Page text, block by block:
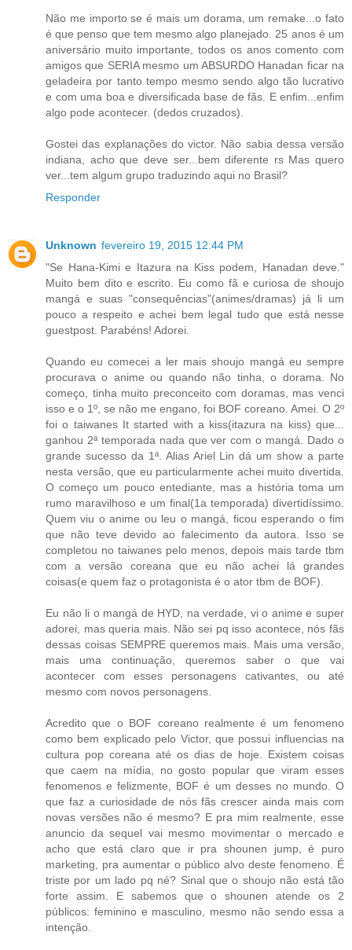
Não me importo se é mais um dorama, um remake...o fato
é que penso que tem mesmo algo planejado. 25 anos é um
aniversário muito importante, todos os anos comento com
amigos que SERIA mesmo um ABSURDO Hanadan ficar na
geladeira por tanto tempo mesmo sendo algo tão lucrativo
e com uma boa e diversificada base de fãs. E enfim...enfim
algo pode acontecer. (dedos cruzados).
Gostei das explanações do victor. Não sabia dessa versão
indiana, acho que deve ser...bem diferente rs Mas quero
ver...tem algum grupo traduzindo aqui no Brasil?
Responder
Unknown fevereiro 19, 2015 12:44 PM
"Se Hana-Kimi e Itazura na Kiss podem, Hanadan deve."
Muito bem dito e escrito. Eu como fã e curiosa de shoujo
mangá e suas "consequências"(animes/dramas) já li um
pouco a respeito e achei bem legal tudo que está nesse
guestpost. Parabéns! Adorei.
Quando eu comecei a ler mais shoujo mangá eu sempre
procurava o anime ou quando não tinha, o dorama. No
começo, tinha muito preconceito com doramas, mas venci
isso e o 1º, se não me engano, foi BOF coreano. Amei. O 2º
foi o taiwanes It started with a kiss(itazura na kiss) que...
ganhou 2ª temporada nada que ver com o mangá. Dado o
grande sucesso da 1ª. Alias Ariel Lin dá um show a parte
nesta versão, que eu particularmente achei muito divertida.
O começo um pouco entediante, mas a história toma um
rumo maravilhoso e um final(1a temporada) divertidíssimo.
Quem viu o anime ou leu o mangá, ficou esperando o fim
que não teve devido ao falecimento da autora. Isso se
completou no taiwanes pelo menos, depois mais tarde tbm
com a versão coreana que eu não achei lá grandes
coisas(e quem faz o protagonista é o ator tbm de BOF).
Eu não li o mangá de HYD, na verdade, vi o anime e super
adorei, mas queria mais. Não sei pq isso acontece, nós fãs
dessas coisas SEMPRE queremos mais. Mais uma versão,
mais uma continuação, queremos saber o que vai
acontecer com esses personagens cativantes, ou até
mesmo com novos personagens.
Acredito que o BOF coreano realmente é um fenomeno
como bem explicado pelo Victor, que possui influencias na
cultura pop coreana até os dias de hoje. Existem coisas
que caem na mídia, no gosto popular que viram esses
fenomenos e felizmente, BOF é um desses no mundo. O
que faz a curiosidade de nós fãs crescer ainda mais com
novas versões não é mesmo? E pra mim realmente, esse
anuncio da sequel vai mesmo movimentar o mercado e
acho que está claro que ir pra shounen jump, é puro
marketing, pra aumentar o público alvo deste fenomeno. É
triste por um lado pq né? Sinal que o shoujo não está tão
forte assim. E sabemos que o shounen atende os 2
públicos: feminino e masculino, mesmo não sendo essa a
intenção.